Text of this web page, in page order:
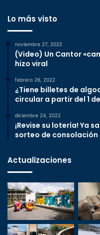
Lo más visto
noviembre 27, 2022
(Video) Un Cantor
hizo viral
febrero 26, 2022
¿Tiene billetes de
circular a partir del 1
diciembre 24, 2022
¡Revise su lotería! Ya
sorteo de consolación
Actualizaciones